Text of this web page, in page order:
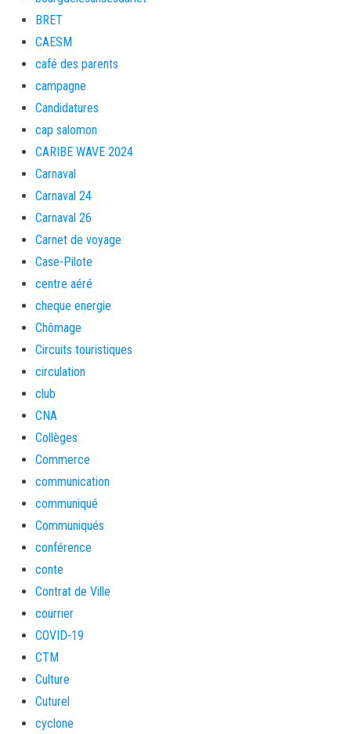
BRET
CAESM
café des parents
campagne
Candidatures
cap salomon
CARIBE WAVE 2024
Carnaval
Carnaval 24
Carnaval 26
Carnet de voyage
Case-Pilote
centre aéré
cheque energie
Chômage
Circuits touristiques
circulation
club
CNA
Collèges
Commerce
communication
communiqué
Communiqués
conférence
conte
Contrat de Ville
courrier
COVID-19
CTM
Culture
Cuturel
cyclone